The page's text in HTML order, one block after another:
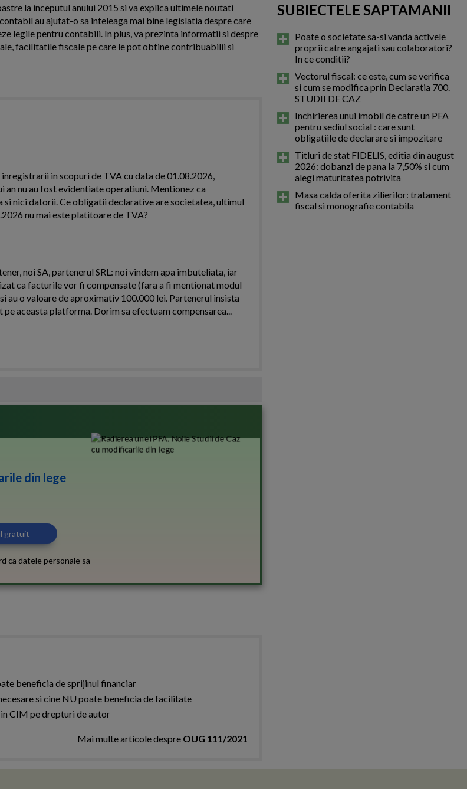
la inceputul anului 2015 si va explica ultimele noutati
au ajutat-o sa inteleaga mai bine legislatia despre care
legile pentru contabili. In plus, va prezinta informatii si despre
facilitatile fiscale pe care le pot obtine contribuabilii si
in scopuri de TVA cu data de 01.08.2026,
nu au fost evidentiate operatiuni. Mentionez ca
si nici datorii. Ce obligatii declarative are societatea, ultimul
nu mai este platitoare de TVA?
noi SA, partenerul SRL: noi vindem apa imbuteliata, iar
ca facturile vor fi compensate (fara a fi mentionat modul
au o valoare de aproximativ 100.000 lei. Partenerul insista
aceasta platforma. Dorim sa efectuam compensarea...
din lege
ca datele personale sa
beneficia de sprijinul financiar
si cine NU poate beneficia de facilitate
CIM pe drepturi de autor
Mai multe articole despre OUG 111/2021
SUBIECTELE SAPTAMANII
Poate o societate sa-si vanda activele
proprii catre angajati sau colaboratori?
In ce conditii?
Vectorul fiscal: ce este, cum se verifica
si cum se modifica prin Declaratia 700.
STUDII DE CAZ
Inchirierea unui imobil de catre un PFA
pentru sediul social : care sunt
obligatiile de declarare si impozitare
Titluri de stat FIDELIS, editia din august
2026: dobanzi de pana la 7,50% si cum
alegi maturitatea potrivita
Masa calda oferita zilierilor: tratament
fiscal si monografie contabila